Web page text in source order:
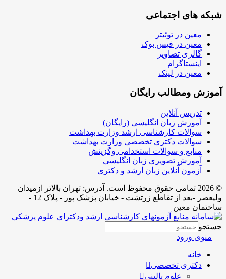
شبکه های اجتماعی
معین در توئیتر
معین در فیس بوک
گالری تصاویر
اینستاگرام
معین در لینک
آموزش ومطالب رایگان
تدریس آنلاین
آموزش زبان انگلیسی (رایگان)
سوالات کارشناسی ارشد وزارت بهداشت
سوالات دکتری تخصصی وزارت بهداشت
منابع و سوالات استخدامی وگزینش
آموزش تصویری زبان انگلیسی
آزمون آنلاین زبان ارشد و دکتری
© 2026 تمامی حقوق محفوظ است. آدرس:‌ تهران بالاتر ازمیدان
ولیعصر -بعد از تقاطع زرتشت - خیابان پزشک پور - پلاک 12 -
ساختمان معین
جستجو
منوی ورود
خانه
دکتری تخصصی
علوم بالینی